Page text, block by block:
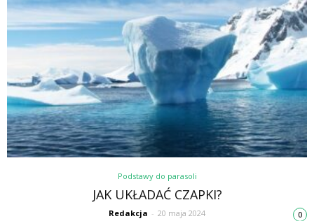
Podstawy do parasoli
JAK UKŁADAĆ CZAPKI?
Redakcja - 20 maja 2024 0